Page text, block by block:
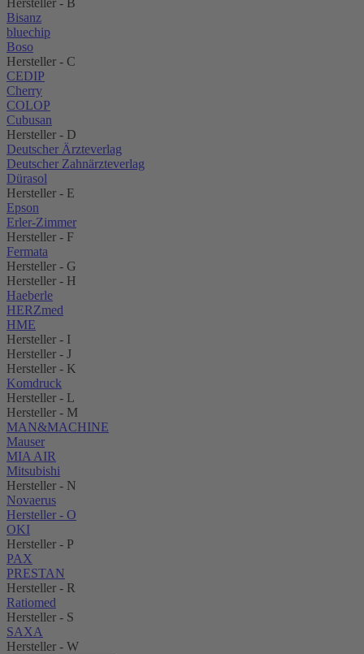
Hersteller - B
Bisanz
bluechip
Boso
Hersteller - C
CEDIP
Cherry
COLOP
Cubusan
Hersteller - D
Deutscher Ärzteverlag
Deutscher Zahnärzteverlag
Dürasol
Hersteller - E
Epson
Erler-Zimmer
Hersteller - F
Fermata
Hersteller - G
Hersteller - H
Haeberle
HERZmed
HME
Hersteller - I
Hersteller - J
Hersteller - K
Komdruck
Hersteller - L
Hersteller - M
MAN&MACHINE
Mauser
MIA AIR
Mitsubishi
Hersteller - N
Novaerus
Hersteller - O
OKI
Hersteller - P
PAX
PRESTAN
Hersteller - R
Ratiomed
Hersteller - S
SAXA
Hersteller - W